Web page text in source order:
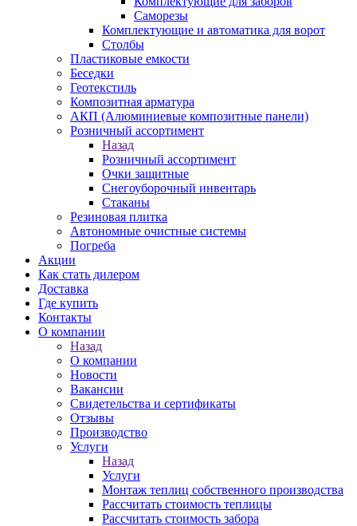
Саморезы
Комплектующие и автоматика для ворот
Столбы
Пластиковые емкости
Беседки
Геотекстиль
Композитная арматура
АКП (Алюминиевые композитные панели)
Розничный ассортимент
Назад
Розничный ассортимент
Очки защитные
Снегоуборочный инвентарь
Стаканы
Резиновая плитка
Автономные очистные системы
Погреба
Акции
Как стать дилером
Доставка
Где купить
Контакты
О компании
Назад
О компании
Новости
Вакансии
Свидетельства и сертификаты
Отзывы
Производство
Услуги
Назад
Услуги
Монтаж теплиц собственного производства
Рассчитать стоимость теплицы
Рассчитать стоимость забора